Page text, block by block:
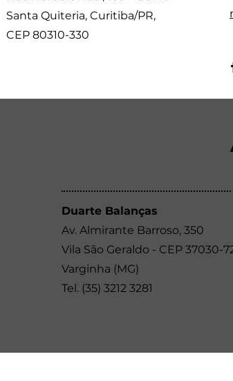
Santa Quiteria, Curitiba/PR,
CEP 80310-330
Duarte Balanças
Av. Almirante Barroso, 350
Vila São Geraldo - CEP 37030-
Varginha (MG)
Tel. (35) 3212 3281